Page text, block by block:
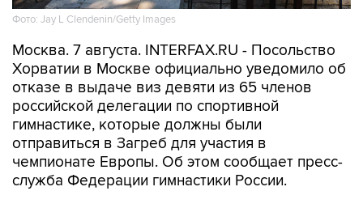
Москва. 7 августа. INTERFAX.RU - Посольство
отказе в выдаче виз девяти из 65 членов
российской делегации по спортивной
гимнастике, которые должны были
отправиться в Загреб для участия в
чемпионате Европы. Об этом сообщает пресс-
служба Федерации гимнастики России.
Среди тех, кому отказали в визе, — лидеры